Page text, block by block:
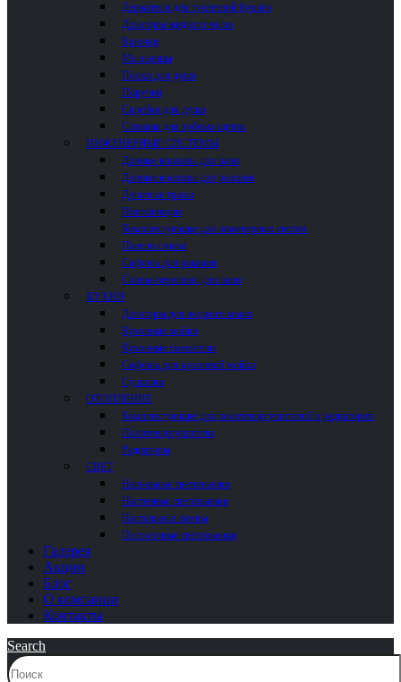
Держатели для туалетной бумаги
Дозаторы жидкого мыла
Крючки
Мыльницы
Полки для душа
Поручни
Скребки для душа
Стаканы для зубных щеток
ИНЖЕНЕРНЫЕ СИСТЕМЫ
Донные клапаны для ванн
Донные клапаны для раковин
Душевые трапы
Инсталляции
Комплектующие для инженерных систем
Панели смыва
Сифоны для раковин
Сливы-переливы для ванн
КУХНЯ
Дозаторы для жидкого мыла
Кухонные мойки
Кухонные смесители
Сифоны для кухонной мойки
Сушилки
ОТОПЛЕНИЕ
Комплектующие для полотенцесушителей и радиаторов
Полотенцесушители
Радиаторы
СВЕТ
Напольные светильники
Настенные светильники
Настольные лампы
Потолочные светильники
Галерея
Акции
Блог
О компании
Контакты
Search